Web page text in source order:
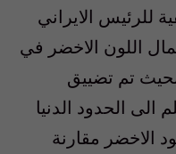
للرئيس الايراني
اللون الاخضر في
بحيث تم تضييق
الحدود الدنيا
الاخضر مقارنة